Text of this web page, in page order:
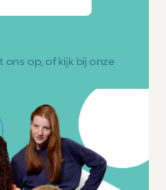
ons op, of kijk bij onze